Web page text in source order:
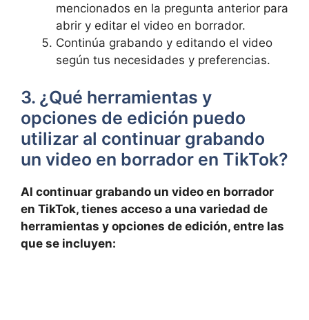
mencionados en la pregunta anterior para
abrir y editar el video en borrador.
Continúa grabando y editando el​ video
según tus ‌necesidades ⁢y preferencias.
3. ¿Qué​ herramientas y
opciones de edición puedo
utilizar al continuar grabando
un video en borrador en TikTok?
Al continuar grabando un video en borrador
⁣en⁤ TikTok, tienes acceso a una variedad de
herramientas y opciones de edición, entre las
que se incluyen: